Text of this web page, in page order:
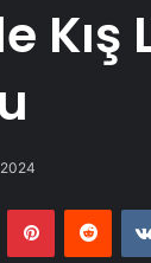
Pinterest